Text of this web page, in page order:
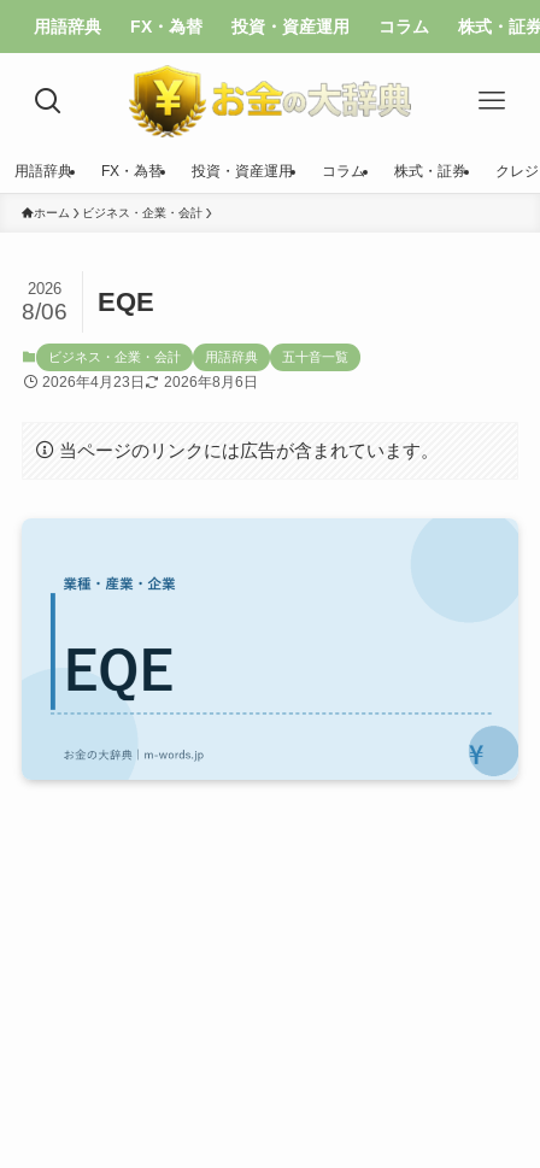
用語辞典 FX・為替 投資・資産運用 コラム 株式・証
用語辞典 FX・為替 投資・資産運用 コラム 株式・証券 クレ
ホーム ビジネス・企業・会計
EQE
2026
8/06
ビジネス・企業・会計 用語辞典 五十音一覧
2026年4月23日 2026年8月6日
当ページのリンクには広告が含まれています。